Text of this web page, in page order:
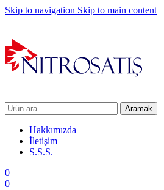
Skip to navigation Skip to main content
Aramak
Hakkımızda
İletişim
S.S.S.
0
0